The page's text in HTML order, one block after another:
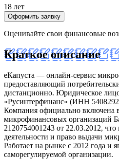
18 лет
Оформить заявку
Оценивайте свои финансовые
Краткое описание
еКапуста — онлайн-сервис
предоставляющий
дистанционно. Юридическое
«Русинтерфинанс» (ИНН
Компания официально включена
микрофинансовых организаций
2120754001243 от 22.03.2012, что
деятельности и право выдачи
Работает на рынке с 2012 года и
саморегулируемой организации.